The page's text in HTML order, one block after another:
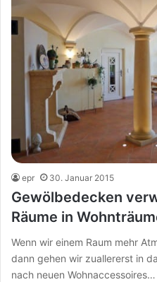
epr 30. Januar 2015
Gewölbedecken
Räume in
Wenn wir einem Raum mehr
dann gehen wir zuallererst in
nach neuen Wohnaccessoires…